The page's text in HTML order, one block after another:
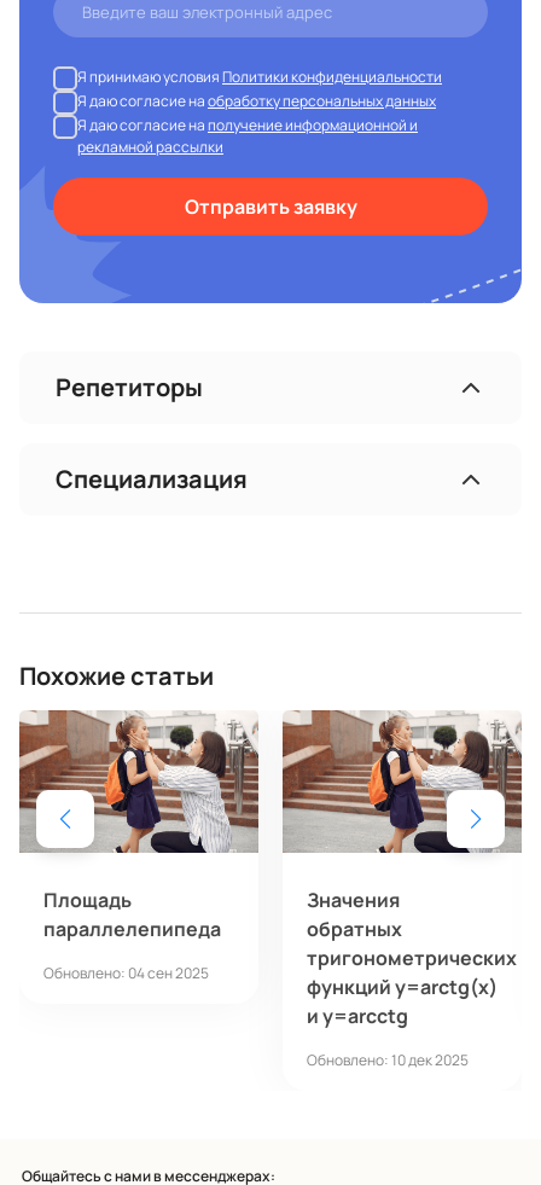
Я принимаю условияПолитики конфиденциальности
Я даю согласие наобработку персональных данных
Я даю согласие наполучение информационной и
рекламной рассылки
Отправить заявку
Репетиторы
Специализация
Похожие статьи
Площадь
параллелепипеда
Обновлено: 04 сен 2025
Значения
обратных
тригонометрических
функций y=arctg(x)
и y=arcctg
Обновлено: 10 дек 2025
Общайтесь с нами в мессенджерах: